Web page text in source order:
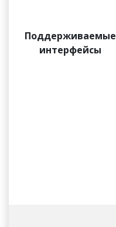
Поддерживаемые
интерфейсы